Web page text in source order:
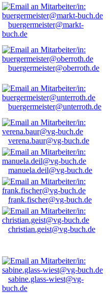
buergermeister@markt-
buch.de
buergermeister@oberroth.de
buergermeister@unterroth.de
verena.baur@vg-buch.de
manuela.deil@vg-buch.de
frank.fischer@vg-buch.de
christian.geist@vg-buch.de
sabine.glass-wiest@vg-
buch.de